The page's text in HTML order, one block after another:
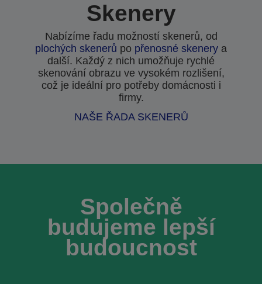
Skenery
Nabízíme řadu možností skenerů, od
plochých skenerů po přenosné skenery a
další. Každý z nich umožňuje rychlé
skenování obrazu ve vysokém rozlišení,
což je ideální pro potřeby domácnosti i
firmy.
NAŠE ŘADA SKENERŮ
Společně
budujeme lepší
budoucnost